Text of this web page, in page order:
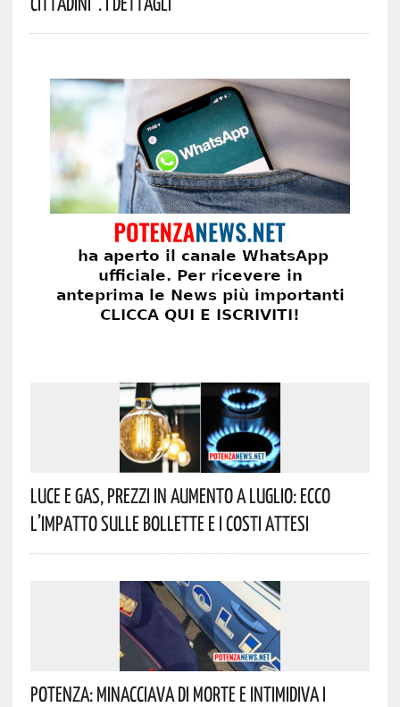
Luce E Gas, Prezzi In Aumento A Luglio: Ecco
L’impatto Sulle Bollette E I Costi Attesi
Potenza: Minacciava Di Morte E Intimidiva I